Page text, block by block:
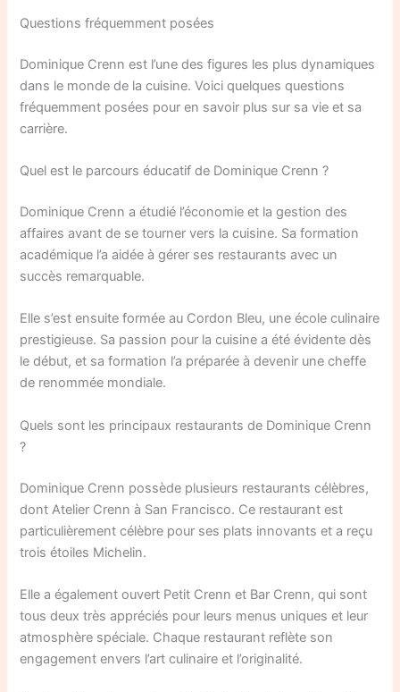
Questions fréquemment posées
Dominique Crenn est l’une des figures les plus dynamiques
dans le monde de la cuisine. Voici quelques questions
fréquemment posées pour en savoir plus sur sa vie et sa
carrière.
Quel est le parcours éducatif de Dominique Crenn ?
Dominique Crenn a étudié l’économie et la gestion des
affaires avant de se tourner vers la cuisine. Sa formation
académique l’a aidée à gérer ses restaurants avec un
succès remarquable.
Elle s’est ensuite formée au Cordon Bleu, une école culinaire
prestigieuse. Sa passion pour la cuisine a été évidente dès
le début, et sa formation l’a préparée à devenir une cheffe
de renommée mondiale.
Quels sont les principaux restaurants de Dominique Crenn
?
Dominique Crenn possède plusieurs restaurants célèbres,
dont Atelier Crenn à San Francisco. Ce restaurant est
particulièrement célèbre pour ses plats innovants et a reçu
trois étoiles Michelin.
Elle a également ouvert Petit Crenn et Bar Crenn, qui sont
tous deux très appréciés pour leurs menus uniques et leur
atmosphère spéciale. Chaque restaurant reflète son
engagement envers l’art culinaire et l’originalité.